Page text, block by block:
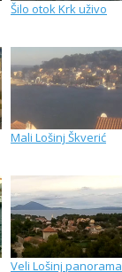
Šilo otok Krk uživo
Mali Lošinj Škverić
Veli Lošinj panorama